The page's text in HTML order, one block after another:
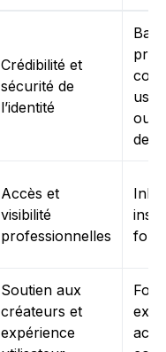
Crédibilité et
sécurité de
l’identité
de
Accès et
visibilité
professionnelles
Soutien aux
créateurs et
expérience